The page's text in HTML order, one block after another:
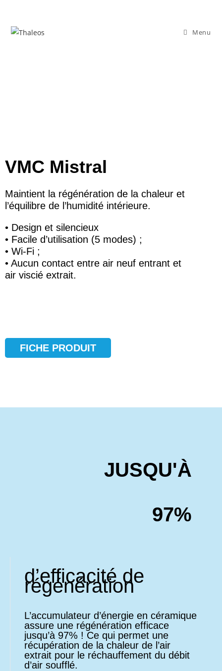
Menu
VMC Mistral
Maintient la régénération de la chaleur et
l’équilibre de l’humidité intérieure.
• Design et silencieux
• Facile d’utilisation (5 modes) ;
• Wi-Fi ;
• Aucun contact entre air neuf entrant et
air viscié extrait.
FICHE PRODUIT
JUSQU'À
97%
d’efficacité de
régénération
L’accumulateur d’énergie en céramique
assure une régénération efficace
jusqu’à 97% ! Ce qui permet une
récupération de la chaleur de l’air
extrait pour le réchauffement du débit
d’air soufflé.